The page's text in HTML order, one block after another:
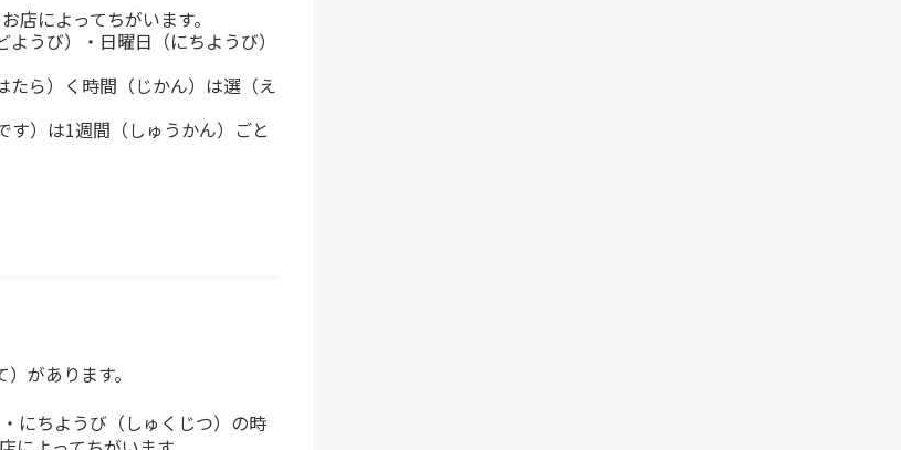
によってちがいます。
うび）・日曜日（にちようび）
たら）く時間（じかん）は選（え
す）は1週間（しゅうかん）ごと
があります。
にちようび（しゅくじつ）の時